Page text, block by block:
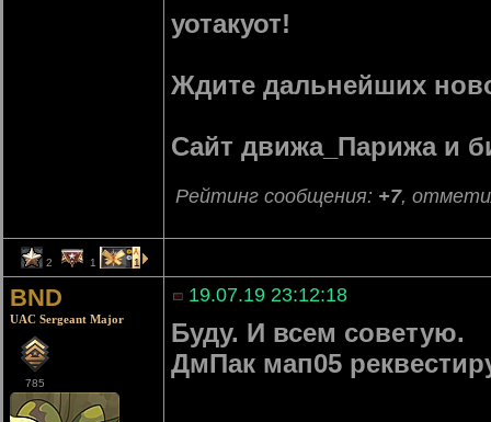
уотакуот!
Ждите дальнейших
Сайт движа_Парижа и
Рейтинг сообщения: +7,
2 1 1
BND
UAC Sergeant Major
785
19.07.19 23:12:18
Буду. И всем советую.
ДмПак мап05